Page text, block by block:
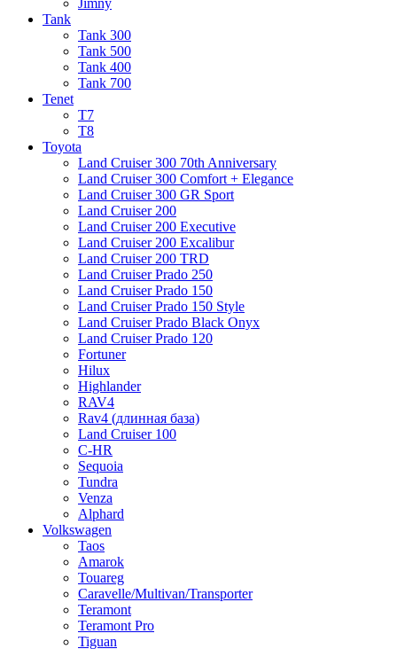
Tank
Tank 300
Tank 500
Tank 400
Tank 700
Tenet
T7
T8
Toyota
Land Cruiser 300 70th Anniversary
Land Cruiser 300 Comfort + Elegance
Land Cruiser 300 GR Sport
Land Cruiser 200
Land Cruiser 200 Executive
Land Cruiser 200 Excalibur
Land Cruiser 200 TRD
Land Cruiser Prado 250
Land Cruiser Prado 150
Land Cruiser Prado 150 Style
Land Cruiser Prado Black Onyx
Land Cruiser Prado 120
Fortuner
Hilux
Highlander
RAV4
Rav4 (длинная база)
Land Cruiser 100
C-HR
Sequoia
Tundra
Venza
Alphard
Volkswagen
Taos
Amarok
Touareg
Caravelle/Multivan/Transporter
Teramont
Teramont Pro
Tiguan